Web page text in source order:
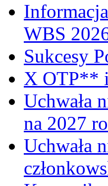
WBS
Sukcesy
X OTP**
Uchwała
na 2027
Uchwała